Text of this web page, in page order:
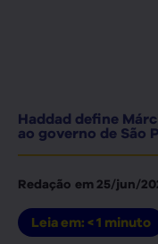
Haddad define
ao governo de São
Redação em 25/jun/
Leia em: < 1 minuto